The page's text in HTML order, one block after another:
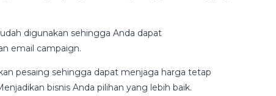
digunakan sehingga Anda dapat
email campaign.
pesaing sehingga dapat menjaga harga tetap
bisnis Anda pilihan yang lebih baik.